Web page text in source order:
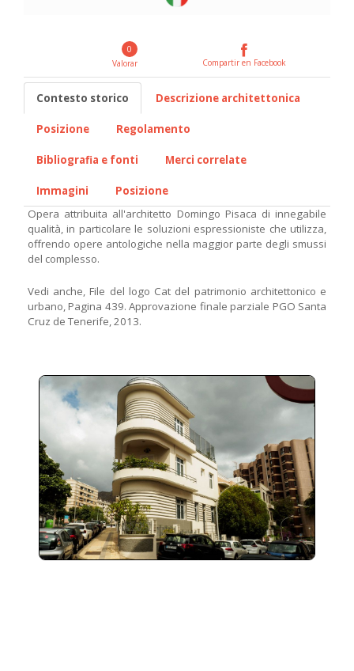
0
Valorar
Compartir en Facebook
Contesto storico Descrizione architettonica
Posizione Regolamento
Bibliografia e fonti Merci correlate
Immagini
Posizione
Opera attribuita all'architetto Domingo Pisaca di innegabile
qualità, in particolare le soluzioni espressioniste che utilizza,
offrendo opere antologiche nella maggior parte degli smussi
del complesso.
Vedi anche, File del logo Cat del patrimonio architettonico e
urbano, Pagina 439. Approvazione finale parziale PGO Santa
Cruz de Tenerife, 2013.